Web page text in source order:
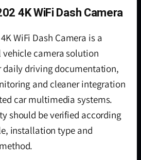
4K WiFi Dash Camera
4K WiFi Dash Camera is a
vehicle camera solution
daily driving documentation,
and cleaner integration
car multimedia systems.
should be verified according
installation type and